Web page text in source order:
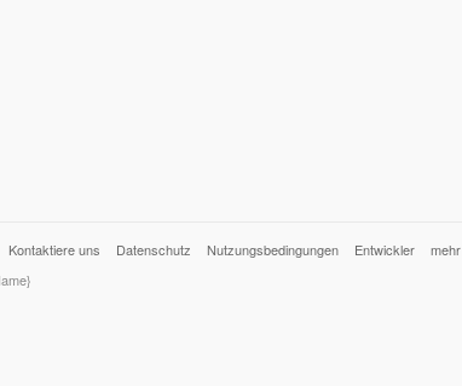
Kontaktiere uns Datenschutz Nutzungsbedingungen Entwickler mehr